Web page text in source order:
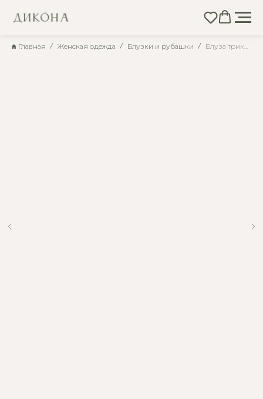
Главная Женская одежда Блузки и рубашки Блуза трикотажная с длинными рукавами